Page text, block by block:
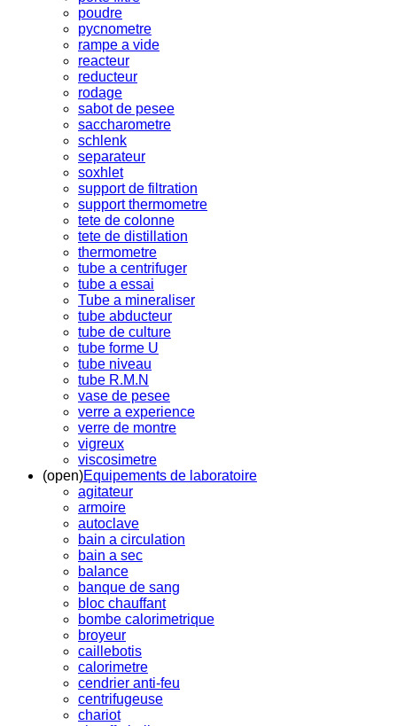
poudre
pycnometre
rampe a vide
reacteur
reducteur
rodage
sabot de pesee
saccharometre
schlenk
separateur
soxhlet
support de filtration
support thermometre
tete de colonne
tete de distillation
thermometre
tube a centrifuger
tube a essai
Tube a mineraliser
tube abducteur
tube de culture
tube forme U
tube niveau
tube R.M.N
vase de pesee
verre a experience
verre de montre
vigreux
viscosimetre
(open)Equipements de laboratoire
agitateur
armoire
autoclave
bain a circulation
bain a sec
balance
banque de sang
bloc chauffant
bombe calorimetrique
broyeur
caillebotis
calorimetre
cendrier anti-feu
centrifugeuse
chariot